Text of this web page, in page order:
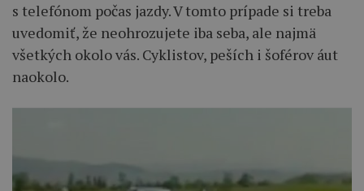
s telefónom počas jazdy. V tomto prípade si treba
uvedomiť, že neohrozujete iba seba, ale najmä
všetkých okolo vás. Cyklistov, peších i šoférov áut
naokolo.